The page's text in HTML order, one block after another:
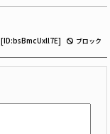
[ID:bsBmcUxll7E] ブロック